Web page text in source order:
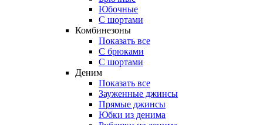
Юбочные
С шортами
Комбинезоны
Показать все
С брюками
С шортами
Деним
Показать все
Зауженные джинсы
Прямые джинсы
Юбки из денима